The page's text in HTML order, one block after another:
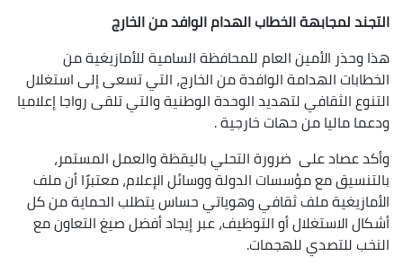
التجند لمجابهة الخطاب الهدام الوافد من الخارج
هذا وحذر الأمين العام للمحافظة السامية للأمازيغية من
الخطابات الهدامة الوافدة من الخارج، التي تسعى إلى استغلال
التنوع الثقافي لتهديد الوحدة الوطنية والتي تلقى رواجا إعلاميا
ودعما ماليا من حهات خارجية .
وأكد عصاد على ضرورة التحلي باليقظة والعمل المستمر،
بالتنسيق مع مؤسسات الدولة ووسائل الإعلام، معتبرًا أن ملف
الأمازيغية ملف ثقافي وهوياتي حساس يتطلب الحماية من كل
أشكال الاستغلال أو التوظيف، عبر إيجاد أفضل صيغ التعاون مع
النخب للتصدي للهجمات.